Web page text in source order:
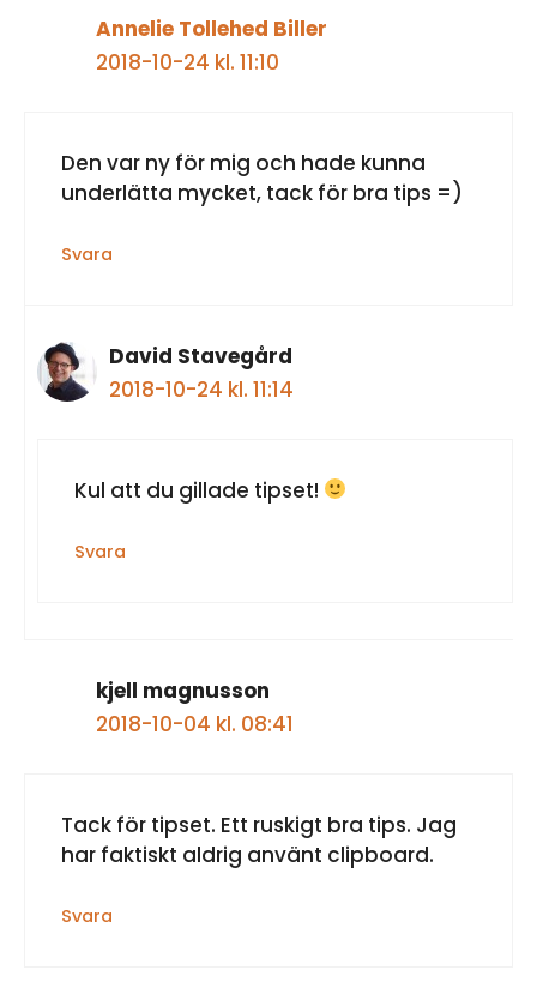
Annelie Tollehed Biller
2018-10-24 kl. 11:10
Den var ny för mig och hade kunna
underlätta mycket, tack för bra tips =)
Svara
David Stavegård
2018-10-24 kl. 11:14
Kul att du gillade tipset!
Svara
kjell magnusson
2018-10-04 kl. 08:41
Tack för tipset. Ett ruskigt bra tips. Jag
har faktiskt aldrig använt clipboard.
Svara